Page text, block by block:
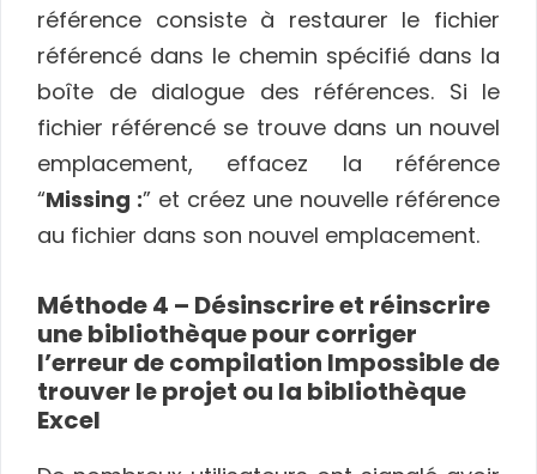
référence consiste à restaurer le fichier
référencé dans le chemin spécifié dans la
boîte de dialogue des références. Si le
fichier référencé se trouve dans un nouvel
emplacement, effacez la référence
“Missing :” et créez une nouvelle référence
au fichier dans son nouvel emplacement.
Méthode 4 – Désinscrire et réinscrire
une bibliothèque pour corriger
l’erreur de compilation Impossible de
trouver le projet ou la bibliothèque
Excel